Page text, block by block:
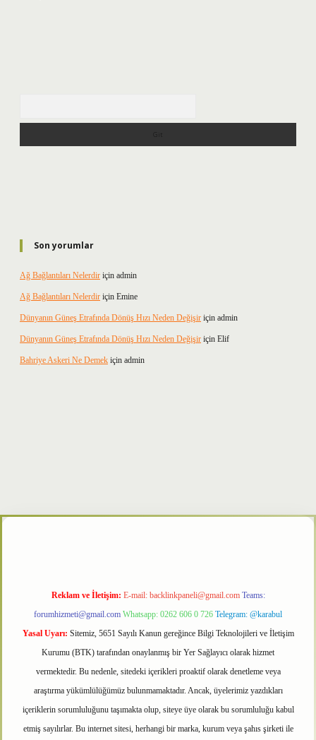
Son yorumlar
Ağ Bağlantıları Nelerdir için admin
Ağ Bağlantıları Nelerdir için Emine
Dünyanın Güneş Etrafında Dönüş Hızı Neden Değişir için admin
Dünyanın Güneş Etrafında Dönüş Hızı Neden Değişir için Elif
Bahriye Askeri Ne Demek için admin
Reklam ve İletişim: E-mail: backlinkpaneli@gmail.com Teams:
forumhizmeti@gmail.com Whatsapp: 0262 606 0 726 Telegram: @karabul
Yasal Uyarı: Sitemiz, 5651 Sayılı Kanun gereğince Bilgi Teknolojileri ve İletişim
Kurumu (BTK) tarafından onaylanmış bir Yer Sağlayıcı olarak hizmet
vermektedir. Bu nedenle, sitedeki içerikleri proaktif olarak denetleme veya
araştırma yükümlülüğümüz bulunmamaktadır. Ancak, üyelerimiz yazdıkları
içeriklerin sorumluluğunu taşımakta olup, siteye üye olarak bu sorumluluğu kabul
etmiş sayılırlar. Bu internet sitesi, herhangi bir marka, kurum veya şahıs şirketi ile